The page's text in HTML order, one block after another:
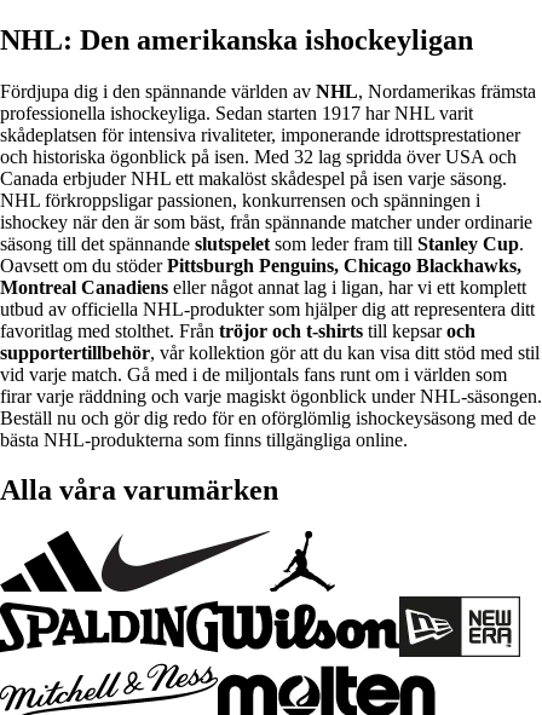
NHL: Den amerikanska ishockeyligan
Fördjupa dig i den spännande världen av NHL, Nordamerikas främsta
professionella ishockeyliga. Sedan starten 1917 har NHL varit
skådeplatsen för intensiva rivaliteter, imponerande idrottsprestationer
och historiska ögonblick på isen. Med 32 lag spridda över USA och
Canada erbjuder NHL ett makalöst skådespel på isen varje säsong.
NHL förkroppsligar passionen, konkurrensen och spänningen i
ishockey när den är som bäst, från spännande matcher under ordinarie
säsong till det spännande slutspelet som leder fram till Stanley Cup.
Oavsett om du stöderPittsburgh Penguins, Chicago Blackhawks,
Montreal Canadiens eller något annat lag i ligan, har vi ett komplett
utbud av officiella NHL-produkter som hjälper dig att representera ditt
favoritlag med stolthet. Från tröjor och t-shirts till kepsaroch
supportertillbehör, vår kollektion gör att du kan visa ditt stöd med stil
vid varje match. Gå med i de miljontals fans runt om i världen som
firar varje räddning och varje magiskt ögonblick under NHL-säsongen.
Beställ nu och gör dig redo för en oförglömlig ishockeysäsong med de
bästa NHL-produkterna som finns tillgängliga online.
Alla våra varumärken